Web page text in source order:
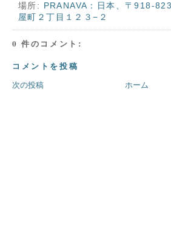
場所: PRANAVA：日本、〒918-
屋町２丁目１２３−２
0 件のコメント:
コメントを投稿
次の投稿 ホーム